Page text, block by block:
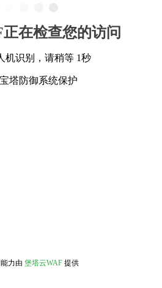
在检查您的访问
机识别，请稍等 1秒
塔防御系统保护
力由 堡塔云WAF 提供